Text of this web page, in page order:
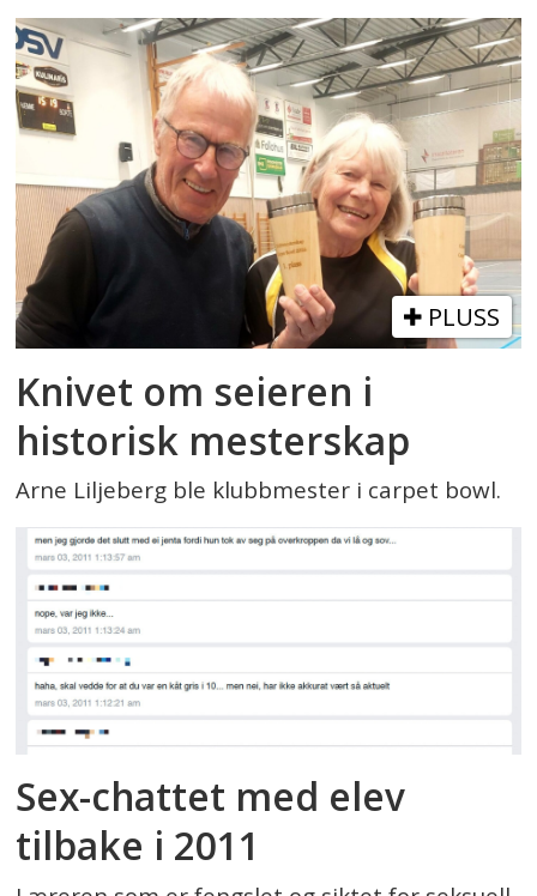
PLUSS
Knivet om seieren i
historisk mesterskap
Arne Liljeberg ble klubbmester i carpet bowl.
Sex-chattet med elev
tilbake i 2011